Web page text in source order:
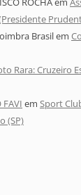
Brasilem
Rara: Cruzeiro
FAVI em Sport
(SP)